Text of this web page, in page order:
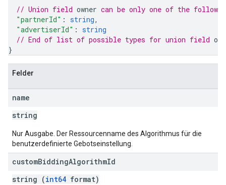
// Union field owner can be only one of the
"partnerId" : string,
"advertiserId" : string
// End of list of possible types for union field
}
Felder
name
string
Nur Ausgabe. Der Ressourcenname des Algorithmus für die
benutzerdefinierte Gebotseinstellung.
customBiddingAlgorithmId
string (int64 format)